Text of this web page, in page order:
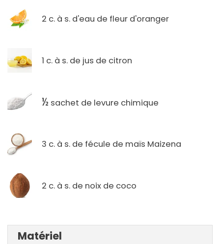
2 c. à s. d'eau de fleur d'oranger
1 c. à s. de jus de citron
½ sachet de levure chimique
3 c. à s. de fécule de maïs Maizena
2 c. à s. de noix de coco
Matériel